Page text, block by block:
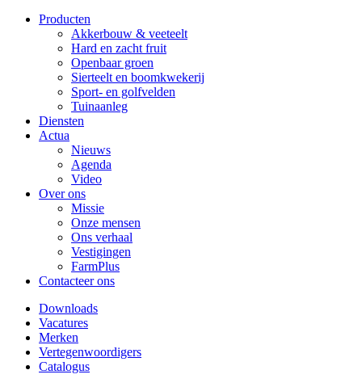
DMS
Hoofdnavigatie
Producten
Akkerbouw & veeteelt
Hard en zacht fruit
Openbaar groen
Sierteelt en boomkwekerij
Sport- en golfvelden
Tuinaanleg
Diensten
Actua
Nieuws
Agenda
Video
Over ons
Missie
Onze mensen
Ons verhaal
Vestigingen
FarmPlus
Contacteer ons
Secondary
menu
Downloads
Vacatures
Merken
Vertegenwoordigers
Catalogus